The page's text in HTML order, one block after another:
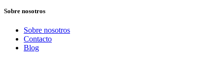
Sobre nosotros
Sobre nosotros
Contacto
Blog